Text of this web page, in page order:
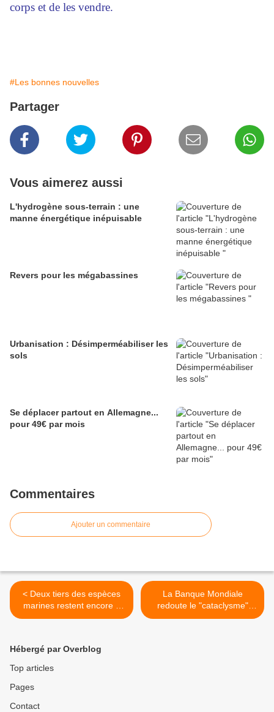
corps et de les vendre.
#Les bonnes nouvelles
Partager
Vous aimerez aussi
L'hydrogène sous-terrain : une
manne énergétique inépuisable
Revers pour les mégabassines
Urbanisation : Désimperméabiliser les
sols
Se déplacer partout en Allemagne...
pour 49€ par mois
Commentaires
Ajouter un commentaire
< Deux tiers des espèces
marines restent encore à
découvrir dans les océans
La Banque Mondiale
redoute le "cataclysme"
d'une hausse de 4°C de la
Hébergé par Overblog
Top articles
Pages
Contact